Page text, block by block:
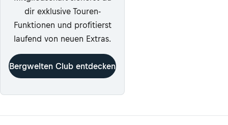
dir exklusive Touren-
Funktionen und profitierst
laufend von neuen Extras.
Bergwelten Club entdecken